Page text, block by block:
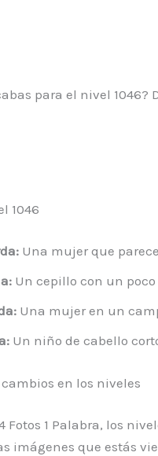
para el nivel 1046?
1046
Una mujer que
Un cepillo con un poco
Una mujer en un
Un niño de cabello
en los niveles
Fotos 1 Palabra, los
imágenes que estás